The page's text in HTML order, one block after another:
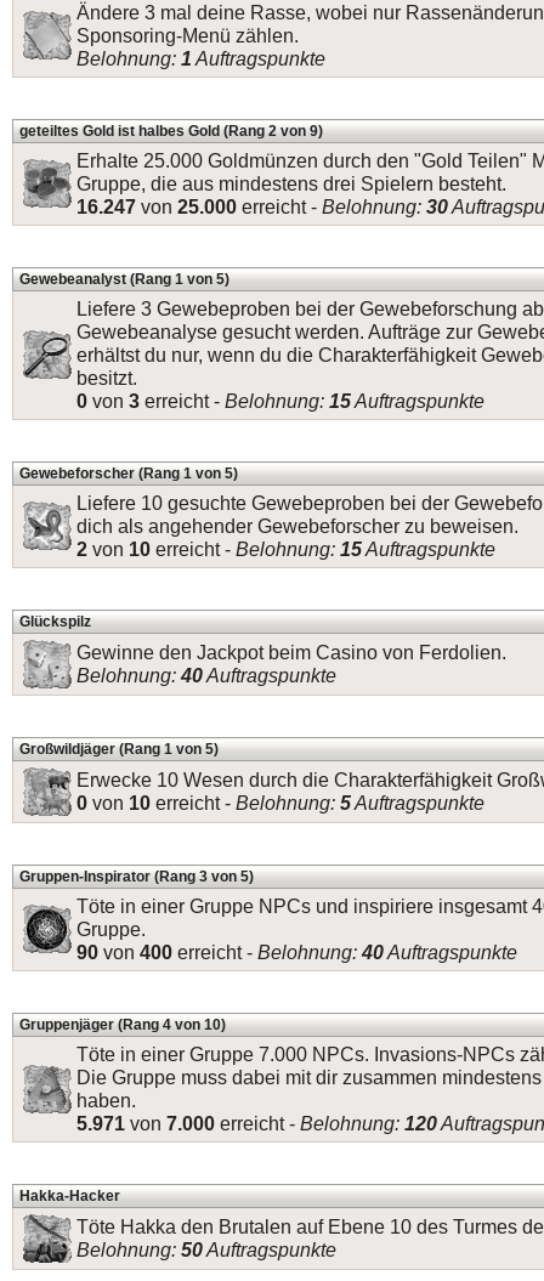
Ändere 3 mal deine Rasse, wobei nur
Sponsoring-Menü zählen.
Belohnung: 1 Auftragspunkte
geteiltes Gold ist halbes Gold (Rang 2 von 9)
Erhalte 25.000 Goldmünzen durch den "Gold Teilen"
Gruppe, die aus mindestens drei Spielern besteht.
16.247 von 25.000 erreicht - Belohnung: 30
Gewebeanalyst (Rang 1 von 5)
Liefere 3 Gewebeproben bei der Gewebeforschung
Gewebeanalyse gesucht werden. Aufträge zur
erhältst du nur, wenn du die Charakterfähigkeit
besitzt.
0 von 3 erreicht - Belohnung: 15Auftragspunkte
Gewebeforscher (Rang 1 von 5)
Liefere 10 gesuchte Gewebeproben bei der
dich als angehender Gewebeforscher zu beweisen.
2 von 10 erreicht - Belohnung: 15Auftragspunkte
Glückspilz
Gewinne den Jackpot beim Casino von Ferdolien.
Belohnung:40Auftragspunkte
Großwildjäger (Rang 1 von 5)
Erwecke 10 Wesen durch die Charakterfähigkeit
0 von 10 erreicht - Belohnung: 5Auftragspunkte
Gruppen-Inspirator (Rang 3 von 5)
Töte in einer Gruppe NPCs und inspiriere insgesamt
Gruppe.
90 von 400 erreicht - Belohnung:40Auftragspunkte
Gruppenjäger (Rang 4 von 10)
Töte in einer Gruppe 7.000 NPCs. Invasions-NPCs
Die Gruppe muss dabei mit dir zusammen
haben.
5.971 von 7.000 erreicht - Belohnung: 120
Hakka-Hacker
Töte Hakka den Brutalen auf Ebene 10 des Turmes
Belohnung: 50Auftragspunkte